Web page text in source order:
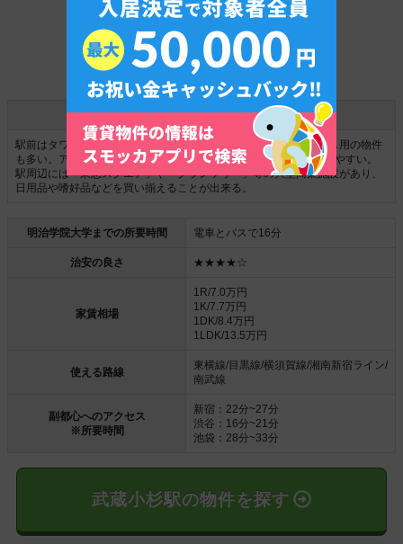
武蔵小杉駅の特徴
駅前はタワーマンションが多いが、駅から少し離れれば一人暮らし用の物件
も多い。アクセス環境は全5路線利用可能で、渋谷や横浜方面に出やすい。
駅周辺には「東急スクエア」や「グランツリー」等の大型商業施設があり、
日用品や嗜好品などを買い揃えることが出来る。
明治学院大学までの所要時間 電車とバスで16分
治安の良さ ★★★★☆
家賃相場
1R/7.0万円
1K/7.7万円
1DK/8.4万円
1LDK/13.5万円
使える路線
東横線/目黒線/横須賀線/湘南新宿ライン/
南武線
副都心へのアクセス
※所要時間
新宿：22分~27分
渋谷：16分~21分
池袋：28分~33分
武蔵小杉駅の物件を探す